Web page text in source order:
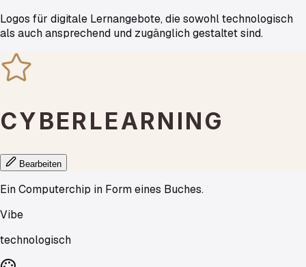
Logos für digitale Lernangebote, die sowohl technologisch
als auch ansprechend und zugänglich gestaltet sind.
CYBERLEARNING
Bearbeiten
Ein Computerchip in Form eines Buches.
Vibe
technologisch